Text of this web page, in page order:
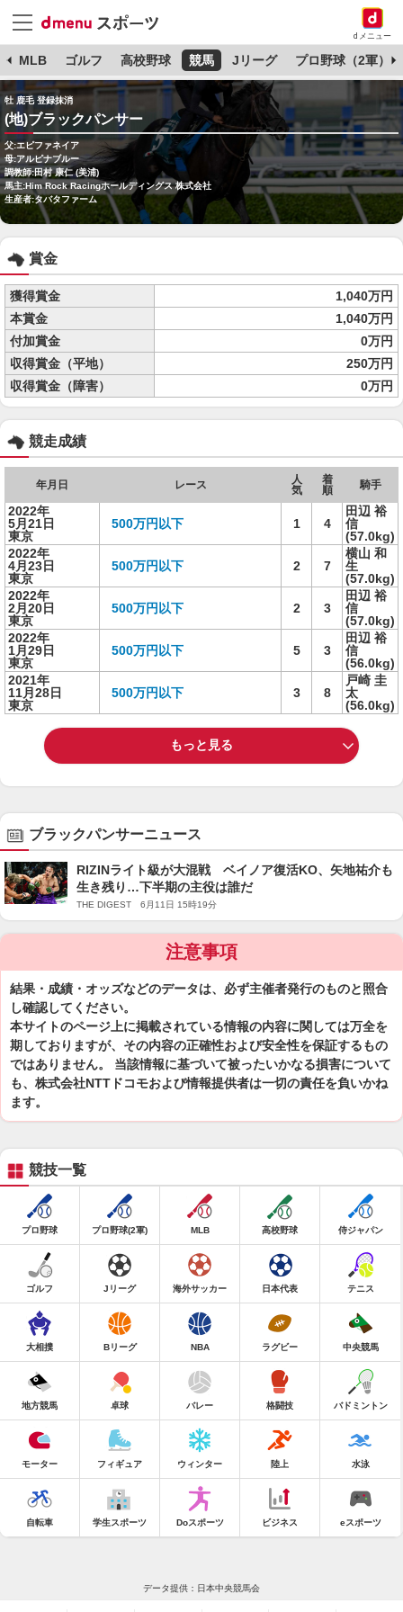
dメニュー
MLB ゴルフ 高校野球 競馬 Jリーグ プロ野球（2軍）
牡 鹿毛 登録抹消
(地)ブラックパンサー
父:エピファネイア
母:アルピナブルー
調教師:田村 康仁 (美浦)
馬主:Him Rock Racingホールディングス 株式会社
生産者:タバタファーム
賞金
獲得賞金
1,040万円
本賞金
1,040万円
付加賞金
0万円
収得賞金（平地）
250万円
収得賞金（障害）
0万円
競走成績
年月日 レース
人
気
着
順
騎手
2022年
5月21日
東京
500万円以下 1 4
田辺 裕
信
(57.0kg)
2022年
4月23日
東京
500万円以下 2 7
横山 和
生
(57.0kg)
2022年
2月20日
東京
500万円以下 2 3
田辺 裕
信
(57.0kg)
2022年
1月29日
東京
500万円以下 5 3
田辺 裕
信
(56.0kg)
2021年
11月28日
東京
500万円以下 3 8
戸崎 圭
太
(56.0kg)
もっと見る
ブラックパンサーニュース
RIZINライト級が大混戦 ベイノア復活KO、矢地祐介も
生き残り…下半期の主役は誰だ
THE DIGEST 6月11日 15時19分
注意事項
結果・成績・オッズなどのデータは、必ず主催者発行のものと照合
し確認してください。
本サイトのページ上に掲載されている情報の内容に関しては万全を
期しておりますが、その内容の正確性および安全性を保証するもの
ではありません。 当該情報に基づいて被ったいかなる損害について
も、株式会社NTTドコモおよび情報提供者は一切の責任を負いかね
ます。
競技一覧
プロ野球 プロ野球(2軍) MLB 高校野球 侍ジャパン
ゴルフ Jリーグ 海外サッカー 日本代表 テニス
大相撲 Bリーグ NBA ラグビー 中央競馬
地方競馬 卓球 バレー 格闘技 バドミントン
モーター フィギュア ウィンター 陸上 水泳
自転車 学生スポーツ Doスポーツ ビジネス eスポーツ
データ提供：日本中央競馬会